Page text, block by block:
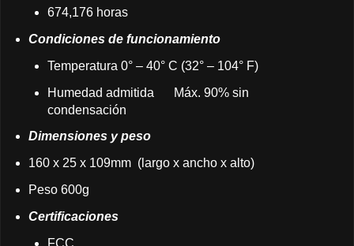
674,176 horas
Condiciones de funcionamiento
Temperatura 0° – 40° C (32° – 104° F)
Humedad admitida
Máx. 90% sin
condensación
Dimensiones y peso
160 x 25 x 109mm (largo x ancho x alto)
Peso 600g
Certificaciones
FCC